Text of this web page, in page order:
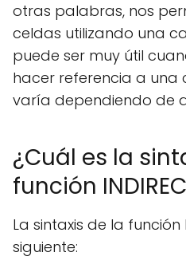
otras palabras, nos
celdas utilizando una
puede ser muy útil
hacer referencia a una
varía dependiendo de
¿Cuál es la
función
La sintaxis de la función
siguiente: